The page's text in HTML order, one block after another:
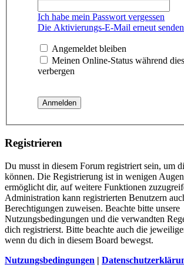
Ich habe mein Passwort vergessen
Die Aktivierungs-E-Mail erneut senden
Angemeldet bleiben
Meinen Online-Status während
verbergen
Registrieren
Du musst in diesem Forum registriert sein, um
können. Die Registrierung ist in wenigen
ermöglicht dir, auf weitere Funktionen
Administration kann registrierten Benutzern
Berechtigungen zuweisen. Beachte bitte unsere
Nutzungsbedingungen und die verwandten
dich registrierst. Bitte beachte auch die
wenn du dich in diesem Board bewegst.
Nutzungsbedingungen |